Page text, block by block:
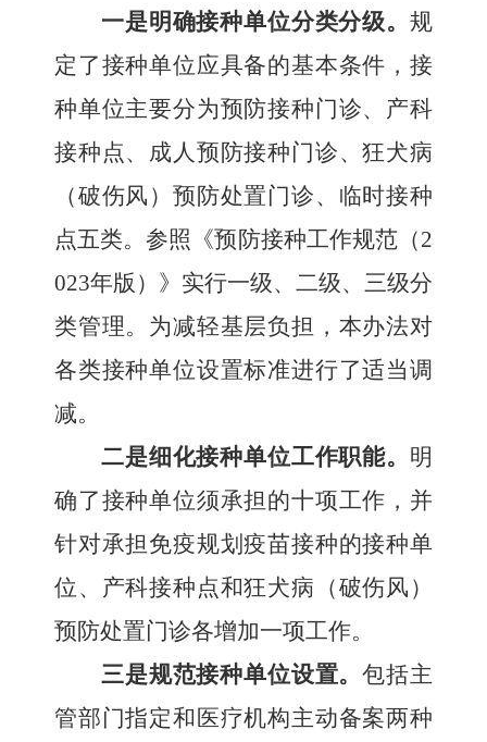
一是明确接种单位分类分级。 规
定了接种单位应具备的基本条件，接
种单位主要分为预防接种门诊、产科
接种点、成人预防接种门诊、狂犬病
（破伤风）预防处置门诊、临时接种
点五类。参照《预防接种工作规范（2
023年版）》实行一级、二级、三级分
类管理。为减轻基层负担，本办法对
各类接种单位设置标准进行了适当调
减。
二是细化接种单位工作职能。 明
确了接种单位须承担的十项工作，并
针对承担免疫规划疫苗接种的接种单
位、产科接种点和狂犬病（破伤风）
预防处置门诊各增加一项工作。
三是规范接种单位设置。包括主
管部门指定和医疗机构主动备案两种